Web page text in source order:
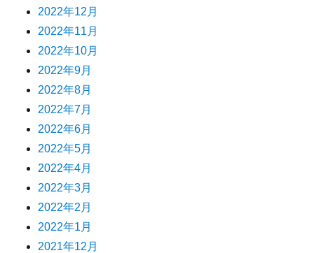
2022年12月
2022年11月
2022年10月
2022年9月
2022年8月
2022年7月
2022年6月
2022年5月
2022年4月
2022年3月
2022年2月
2022年1月
2021年12月